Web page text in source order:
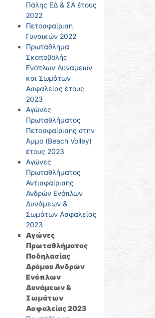
Πάλης ΕΔ & ΣΑ έτους
2022
Πετοσφαίριση
Γυναικών 2022
Πρωτάθλημα
Σκοποβολής
Ενόπλων Δυνάμεων
και Σωμάτων
Ασφαλείας έτους
2023
Αγώνες
Πρωταθλήματος
Πετοσφαίρισης στην
Άμμο (Beach Volley)
έτους 2023
Αγώνες
Πρωταθλήματος
Αντισφαίρισης
Ανδρών Ενόπλων
Δυνάμεων &
Σωμάτων Ασφαλείας
2023
Αγώνες
Πρωταθλήματος
Ποδηλασίας
Δρόμου Ανδρών
Ενόπλων
Δυνάμεων &
Σωμάτων
Ασφαλείας 2023